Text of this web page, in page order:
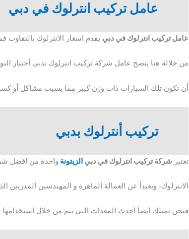
عامل تركيب انترلوك في دبي
عامل تركيب انترلوك في دبي يقدم اسعار الانترلوك بالتفاوت
من خلالة هنا ينصح عامل شركة تركيب انترلوك بدبى أختيار
أن تكون تلك السيارات ذات وزن كبير مما يسبب مشاكل أو
تركيب أنترلوك بدبي
تعتبر شركة تركيب انترلوك في دبي الزيتونة واحدة من افضل
الانترلوك، وبعيداً عن العمالة الماهرة و المهندسين المدربين
فنحن نمتلك أيضاً أحدث المعدات التي يتم من خلال استخدامها